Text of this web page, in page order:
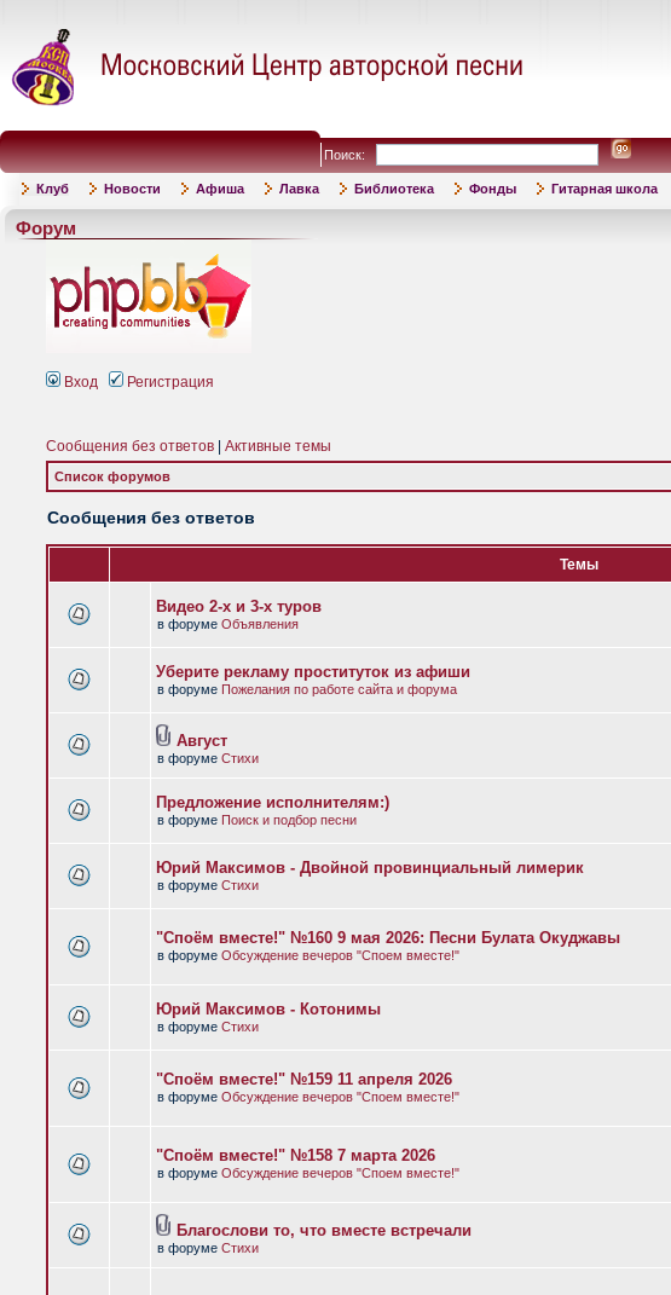
Поиск:
Клуб Новости Афиша Лавка Библиотека Фонды Гитарная школа
Форум
Вход Регистрация
Сообщения без ответов Активные темы
Список форумов
Сообщения без ответов
Темы
Видео 2-х и 3-х туров
в форуме Объявления
Уберите рекламу проституток из афиши
в форуме Пожелания по работе сайта и форума
Август
в форуме Стихи
Предложение исполнителям:)
в форуме Поиск и подбор песни
Юрий Максимов - Двойной провинциальный лимерик
в форуме Стихи
"Споём вместе!" №160 9 мая 2026: Песни Булата Окуджавы
в форуме Обсуждение вечеров "Споем вместе!"
Юрий Максимов - Котонимы
в форуме Стихи
"Споём вместе!" №159 11 апреля 2026
в форуме Обсуждение вечеров "Споем вместе!"
"Споём вместе!" №158 7 марта 2026
в форуме Обсуждение вечеров "Споем вместе!"
Благослови то, что вместе встречали
в форуме Стихи